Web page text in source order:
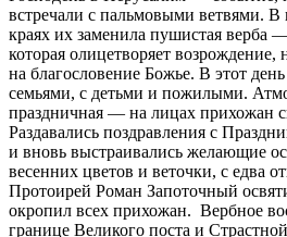
встречали с пальмовыми ветвями.
краях их заменила пушистая верба
которая олицетворяет
на благословение Божье. В этот
семьями, с детьми и пожилыми.
праздничная — на лицах прихожан
Раздавались поздравления с
и вновь выстраивались желающие
весенних цветов и веточки, с едва
Протоирей Роман Запоточный
окропил всех прихожан. Вербное
границе Великого поста и